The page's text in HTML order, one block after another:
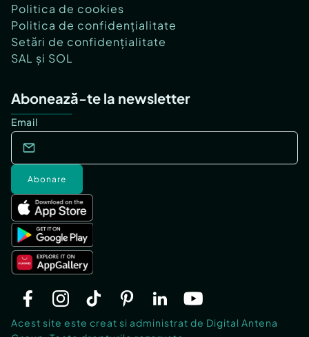
Politica de cookies
Politica de confidențialitate
Setări de confidențialitate
SAL și SOL
Abonează-te la newsletter
Email
Abonare
Acest site este creat si administrat de Digital Antena